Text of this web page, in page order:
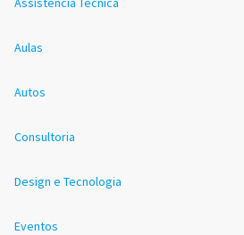
Aulas
Autos
Consultoria
Design e Tecnologia
Eventos